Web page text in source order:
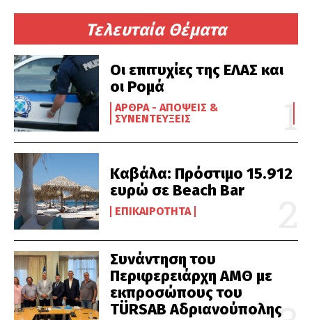
Τελευταία Θέματα
Οι επιτυχίες της ΕΛΑΣ και
οι Ρομά
ΆΡΘΡΑ - ΑΠΌΨΕΙΣ &
ΣΥΝΕΝΤΕΎΞΕΙΣ
Καβάλα: Πρόστιμο 15.912
ευρώ σε Beach Bar
ΕΠΙΚΑΙΡΌΤΗΤΑ
Συνάντηση του
Περιφερειάρχη ΑΜΘ με
εκπροσώπους του
TÜRSAB Αδριανούπολης